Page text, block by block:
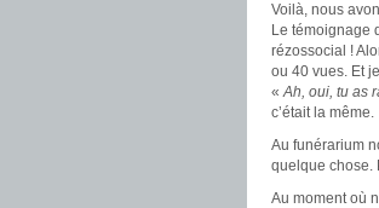
Voilà, nous
Le témoignage
rézossocial !
ou 40 vues. Et
«Ah, oui, tu as
c’était la même.
Au funérarium
quelque chose.
Au moment où